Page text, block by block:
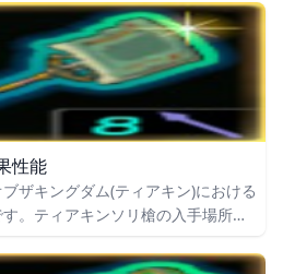
性能
ザキングダム(ティアキン)における
。ティアキンソリ槍の入手場所を